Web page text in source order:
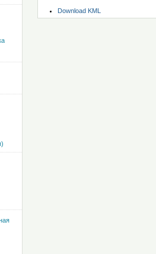
Операции
с
Download KML